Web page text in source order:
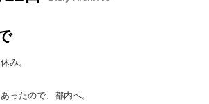
み。
ったので、都内へ。